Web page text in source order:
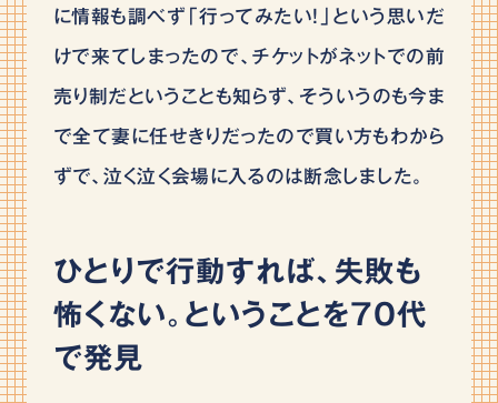
に情報も調べず「行ってみたい！」という思いだ
けで来てしまったので、チケットがネットでの前
売り制だということも知らず、そういうのも今ま
で全て妻に任せきりだったので買い方もわから
ずで、泣く泣く会場に入るのは断念しました。
ひとりで行動すれば、失敗も
怖くない。ということを70代
で発見